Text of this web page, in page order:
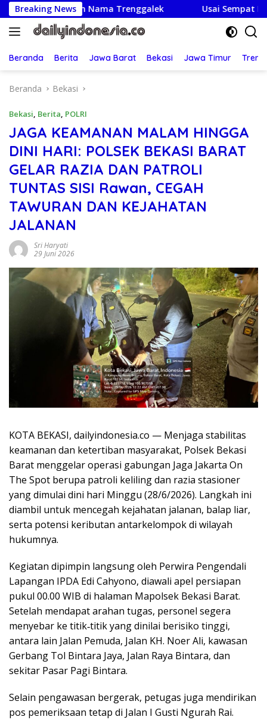
Langsung
ke
konten
Breaking News
Nama Trenggalek Usai Sempat Dikabarkan
Beranda Berita Jawa Barat Bekasi Jawa Timur
Beranda Bekasi
Bekasi, Berita, POLRI
JAGA KEAMANAN MALAM HINGGA
DINI HARI: POLSEK BEKASI BARAT
GELAR RAZIA DAN PATROLI
TUNTAS SISI Rawan, CEGAH
TAWURAN DAN KEJAHATAN
JALANAN
Sri Haryati
29 Juni 2026
KOTA BEKASI, dailyindonesia.co — Menjaga stabilitas
keamanan dan ketertiban masyarakat, Polsek Bekasi
Barat menggelar operasi gabungan Jaga Jakarta On
The Spot berupa patroli keliling dan razia stasioner
yang dimulai dini hari Minggu (28/6/2026). Langkah ini
diambil untuk mencegah kejahatan jalanan, balap liar,
serta potensi keributan antarkelompok di wilayah
hukumnya.
Kegiatan dipimpin langsung oleh Perwira Pengendali
Lapangan IPDA Edi Cahyono, diawali apel persiapan
pukul 00.00 WIB di halaman Mapolsek Bekasi Barat.
Setelah mendapat arahan tugas, personel segera
menyebar ke titik‑titik yang dinilai berisiko tinggi,
antara lain Jalan Pemuda, Jalan KH. Noer Ali, kawasan
Gerbang Tol Bintara Jaya, Jalan Raya Bintara, dan
sekitar Pasar Pagi Bintara.
Selain pengawasan bergerak, petugas juga mendirikan
pos pemeriksaan tetap di Jalan I Gusti Ngurah Rai.